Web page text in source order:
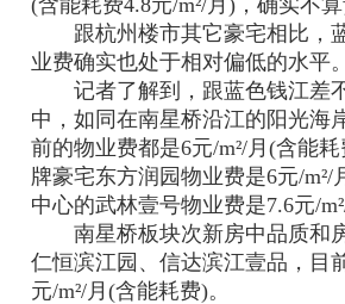
跟杭州楼市其它豪宅相比，
业费确实也处于相对偏低的水平。
记者了解到，跟蓝色钱江差
中，如同在南星桥沿江的阳光海
前的物业费都是6元/m²/月(含能
牌豪宅东方润园物业费是6元/m²/
中心的武林壹号物业费是7.6元/
南星桥板块次新房中品质和
仁恒滨江园、信达滨江壹品，目
元/m²/月(含能耗费)。